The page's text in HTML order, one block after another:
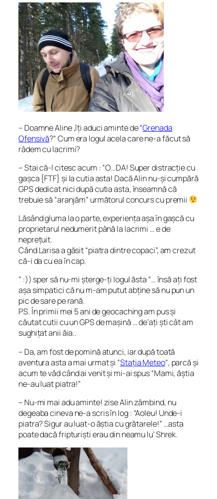
– Doamne Aline ,îți aduci aminte de “Grenada
Ofensivă?“ Cum era logul acela care ne-a făcut să
râdem cu lacrimi?
– Stai că-l citesc acum : “O…DA! Super distracție cu
gașca {FTF} și la cutia asta! Dacă Alin nu-și cumpără
GPS dedicat nici după cutia asta, înseamnă că
trebuie să “aranjăm” următorul concurs cu premii
Lăsând gluma la o parte, experiența așa în gașcă cu
proprietarul nedumerit până la lacrimi … e de
neprețuit.
Când Larisa a găsit “piatra dintre copaci”, am crezut
că-i da cu ea în cap.
” :)) sper să nu-mi șterge-ți logul ăsta “… însă ați fost
așa simpatici că nu m-am putut abține să nu pun un
pic de sare pe rană.
PS. În primii mei 5 ani de geocaching am pus și
căutat cutii cu un GPS de mașină … de’ați ști cât am
sughițat anii ăia..
– Da, am fost de pomină atunci, iar după toată
aventura asta a mai urmat și “Stația Meteo“, parcă și
acum te văd când ai venit și mi-ai spus “Mami, ăștia
ne-au luat piatra!”
– Nu-mi mai adu aminte! zise Alin zâmbind, nu
degeaba cineva ne-a scris în log : “Aoleu! Unde-i
piatra? Sigur au luat-o ăștia cu grătarele!” …asta
poate dacă fripturiști erau din neamu lu’ Shrek.